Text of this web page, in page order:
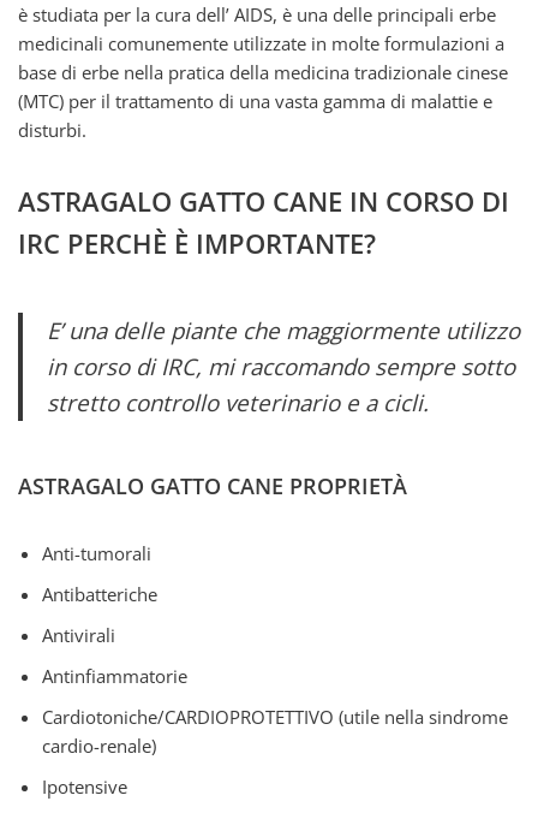
è studiata per la cura dell’ AIDS, è una delle principali erbe
medicinali comunemente utilizzate in molte formulazioni a
base di erbe nella pratica della medicina tradizionale cinese
(MTC) per il trattamento di una vasta gamma di malattie e
disturbi.
ASTRAGALO GATTO CANE IN CORSO DI
IRC PERCHÈ È IMPORTANTE?
E’ una delle piante che maggiormente utilizzo
in corso di IRC, mi raccomando sempre sotto
stretto controllo veterinario e a cicli.
ASTRAGALO GATTO CANE PROPRIETÀ
Anti-tumorali
Antibatteriche
Antivirali
Antinfiammatorie
Cardiotoniche/CARDIOPROTETTIVO (utile nella sindrome
cardio-renale)
Ipotensive